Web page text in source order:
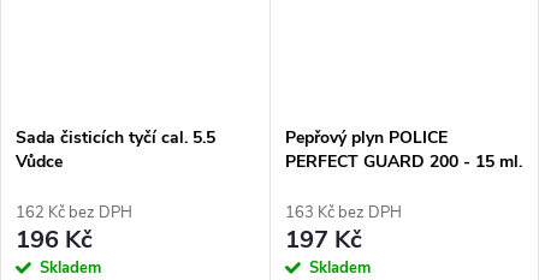
Sada čisticích tyčí cal. 5.5
Vůdce
162 Kč bez DPH
196 Kč
Skladem
Pepřový plyn POLICE
PERFECT GUARD 200 - 15 ml.
163 Kč bez DPH
197 Kč
Skladem